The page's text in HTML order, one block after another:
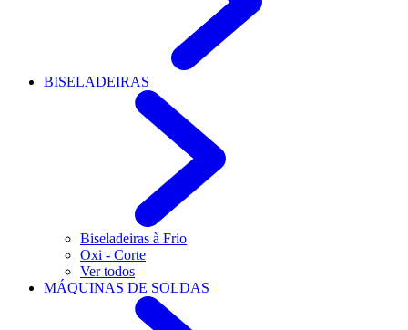
BISELADEIRAS
Biseladeiras à Frio
Oxi - Corte
Ver todos
MÁQUINAS DE SOLDAS